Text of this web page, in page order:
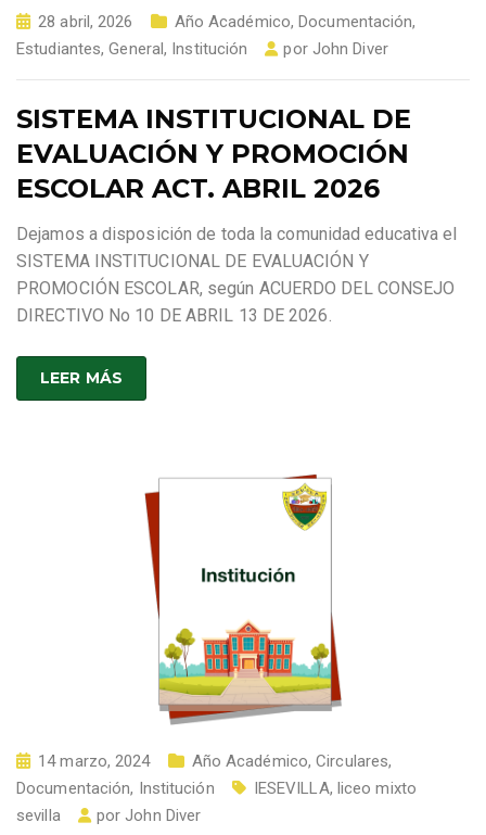
28 abril, 2026 Año Académico,Documentación,
Estudiantes,General, Institución por John Diver
SISTEMA INSTITUCIONAL DE
EVALUACIÓN Y PROMOCIÓN
ESCOLAR ACT. ABRIL 2026
Dejamos a disposición de toda la comunidad educativa el
SISTEMA INSTITUCIONAL DE EVALUACIÓN Y
PROMOCIÓN ESCOLAR, según ACUERDO DEL CONSEJO
DIRECTIVO No 10 DE ABRIL 13 DE 2026.
LEER MÁS
14 marzo, 2024 Año Académico,Circulares,
Documentación, Institución IESEVILLA, liceo mixto
sevilla
porJohn Diver